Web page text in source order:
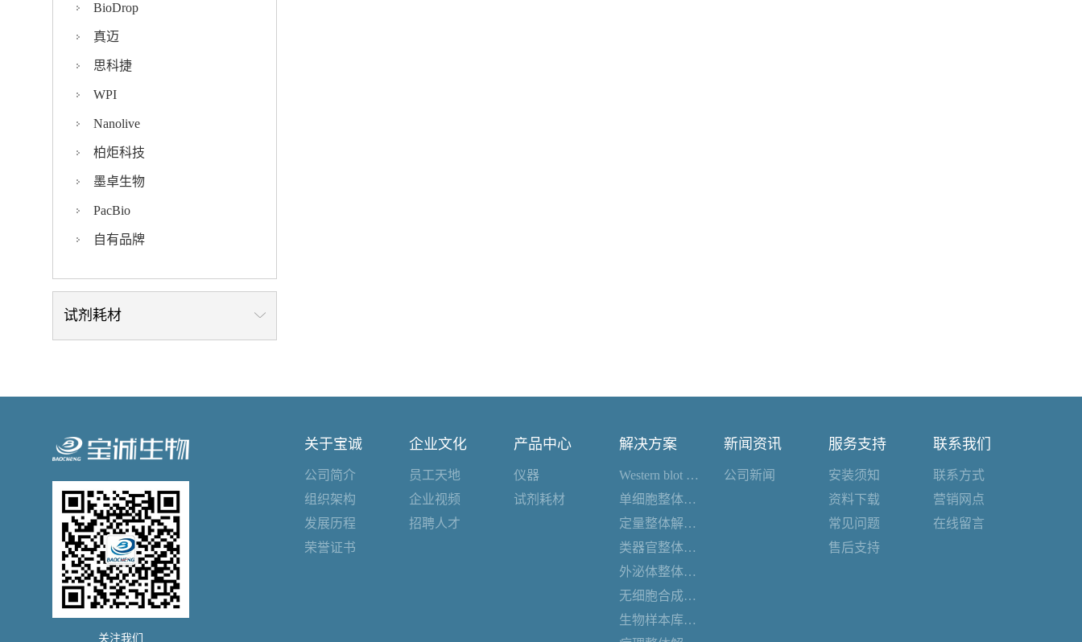
BioDrop
真迈
思科捷
WPI
Nanolive
柏炬科技
墨卓生物
PacBio
自有品牌
试剂耗材
关注我们
关于宝诚
公司简介
组织架构
发展历程
荣誉证书
企业文化
员工天地
企业视频
招聘人才
产品中心
仪器
试剂耗材
解决方案
Western blot 整体解决方案
单细胞整体解决方案
定量整体解决方案
类器官整体解决方案
外泌体整体解决方案
无细胞合成整体解决方案
生物样本库整体解决方案
新闻资讯
公司新闻
服务支持
安装须知
资料下载
常见问题
售后支持
联系我们
联系方式
营销网点
在线留言